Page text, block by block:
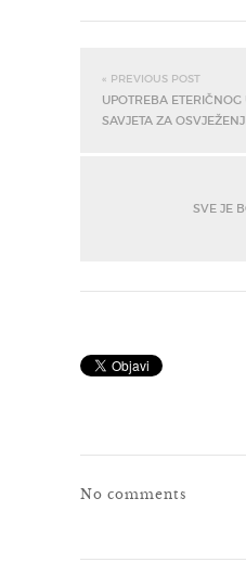
« PREVIOUS POST
UPOTREBA
SAVJETA ZA
SVE JE
No comments